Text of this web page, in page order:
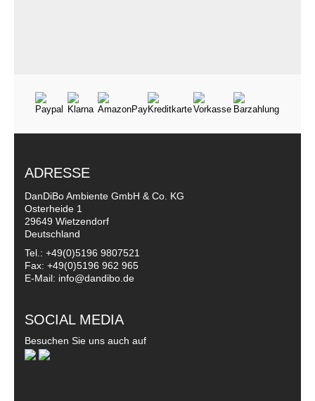
ADRESSE
DanDiBo Ambiente GmbH & Co. KG
Osterheide 1
29649 Wietzendorf
Deutschland
Tel.: +49(0)5196 9807521
Fax: +49(0)5196 962 965
E-Mail: info@dandibo.de
SOCIAL MEDIA
Besuchen Sie uns auch auf